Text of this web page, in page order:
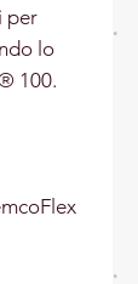
per
lo
100.